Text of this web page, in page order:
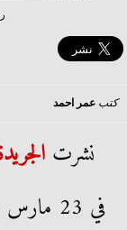
كتب عمر احمد
نشرت